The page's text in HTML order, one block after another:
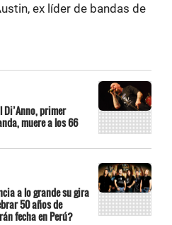
ex líder de bandas de
Di’Anno, primer
muere a los 66
a lo grande su gira
50 años de
fecha en Perú?